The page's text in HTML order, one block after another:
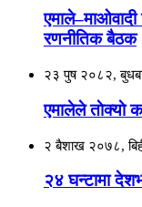
रणनीतिक बैठक
२३ पुष २०८२,
एमालेले ताेक्याे
२ बैशाख २०७८,
२४ घन्टामा